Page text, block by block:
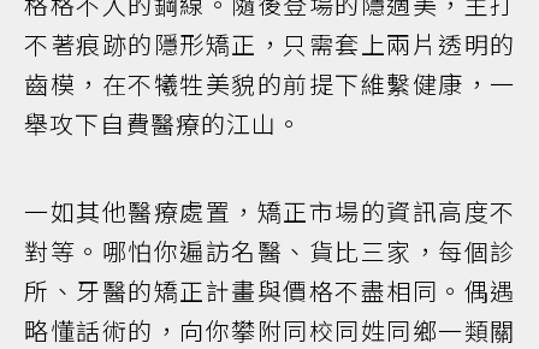
不著痕跡的隱形矯正，只需套上兩片透明的
齒模，在不犧牲美貌的前提下維繫健康，一
舉攻下自費醫療的江山。
一如其他醫療處置，矯正市場的資訊高度不
對等。哪怕你遍訪名醫、貨比三家，每個診
所、牙醫的矯正計畫與價格不盡相同。偶遇
略懂話術的，向你攀附同校同姓同鄉一類關